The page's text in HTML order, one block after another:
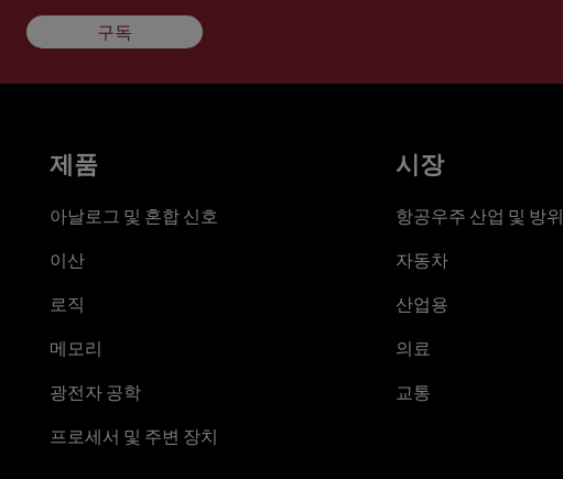
구독
제품
아날로그 및 혼합 신호
이산
로직
메모리
광전자 공학
프로세서 및 주변 장치
시장
항공우주 산업 및 방위
자동차
산업용
의료
교통